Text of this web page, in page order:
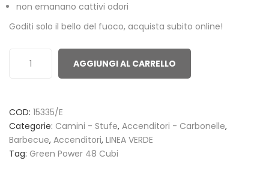
non emanano cattivi odori
Goditi solo il bello del fuoco, acquista subito online!
AGGIUNGI AL CARRELLO
COD: 15335/E
Categorie: Camini - Stufe, Accenditori - Carbonelle,
Barbecue, Accenditori, LINEA VERDE
Tag: Green Power 48 Cubi